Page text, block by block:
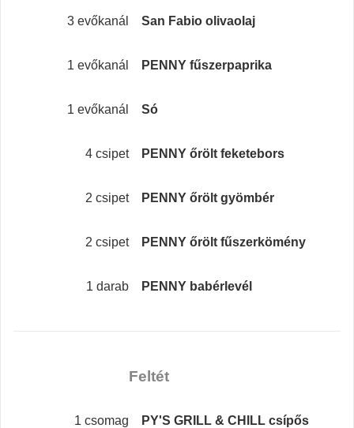
3 evőkanál San Fabio olivaolaj
1 evőkanál PENNY fűszerpaprika
1 evőkanál Só
4 csipet PENNY őrölt feketebors
2 csipet PENNY őrölt gyömbér
2 csipet PENNY őrölt fűszerkömény
1 darab PENNY babérlevél
Feltét
1 csomag
PY'S GRILL & CHILL csípős